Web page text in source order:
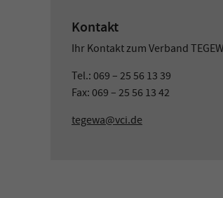
Kontakt
Ihr Kontakt zum Verband
Tel.: 069 – 25 56 13 39
Fax: 069 – 25 56 13 42
tegewa@vci.de